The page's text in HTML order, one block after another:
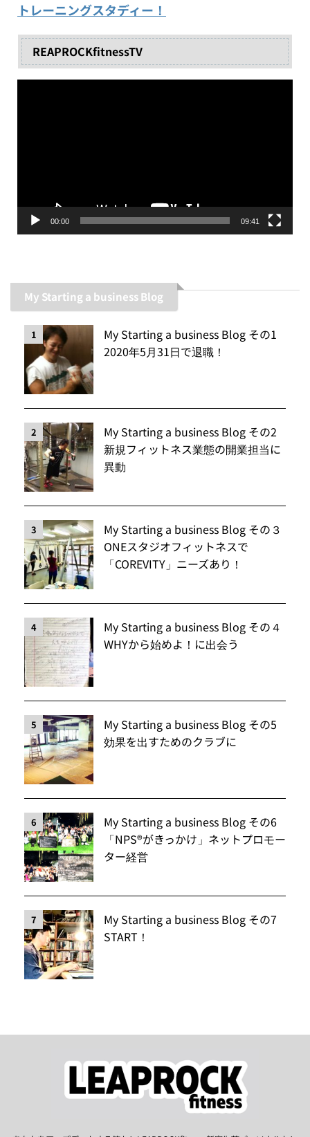
トレーニングスタディー！
REAPROCKfitnessTV
00:00 09:41
My Starting a business Blog
1
My Starting a business Blog その1
2020年5月31日で退職！
2
My Starting a business Blog その2
新規フィットネス業態の開業担当に
異動
3
My Starting a business Blog その３
ONEスタジオフィットネスで
「COREVITY」ニーズあり！
4
My Starting a business Blog その４
WHYから始めよ！に出会う
5
My Starting a business Blog その5
効果を出すためのクラブに
6
My Starting a business Blog その6
「NPS®️がきっかけ」ネットプロモー
ター経営
7
My Starting a business Blog その7
START！